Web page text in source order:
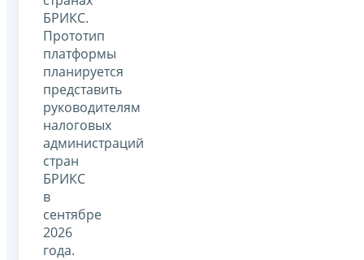
БРИКС.
Прототип
платформы
планируется
представить
руководителям
налоговых
администраций
стран
БРИКС
в
сентябре
2026
года.